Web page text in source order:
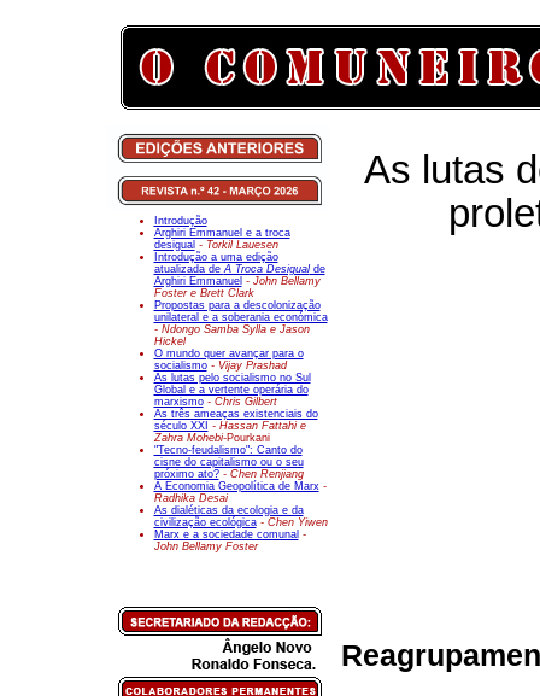
Introdução
Arghiri Emmanuel e a troca
desigual - Torkil Lauesen
Introdução a uma edição
atualizada deA Troca Desigualde
Arghiri Emmanuel - John Bellamy
Foster e Brett Clark
Propostas para a descolonização
unilateral e a soberania económica
- Ndongo Samba Sylla e Jason
Hickel
O mundo quer avançar para o
socialismo- Vijay Prashad
As lutas pelo socialismo no Sul
Global e a vertente operária do
marxismo- Chris Gilbert
As três ameaças existenciais do
século XXI - Hassan Fattahi e
Zahra Mohebi-Pourkani
"Tecno-feudalismo": Canto do
cisne do capitalismo ou o seu
próximo ato? - Chen Renjiang
A Economia Geopolítica de Marx-
Radhika Desai
As dialéticas da ecologia e da
civilização ecológica - Chen Yiwen
Marx e a sociedade comunal -
John Bellamy Foster
As lutas